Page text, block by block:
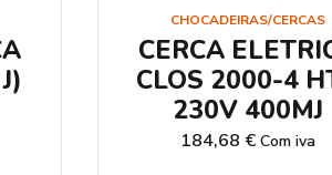
CHOCADEIRAS/CERCAS
CERCA
CLOS 2000-4
230V 400MJ
184,68 € Com iva